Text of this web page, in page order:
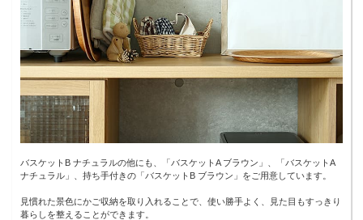
バスケットB ナチュラルの他にも、「バスケットA ブラウン」、「バスケットA
ナチュラル」、持ち手付きの「バスケットB ブラウン」をご用意しています。
見慣れた景色にかご収納を取り入れることで、使い勝手よく、見た目もすっきり
暮らしを整えることができます。